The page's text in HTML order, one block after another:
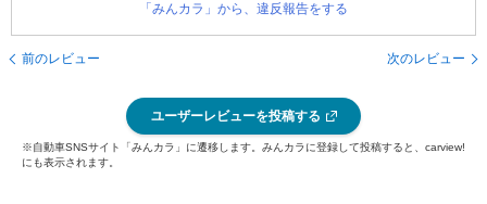
「みんカラ」から、違反報告をする
前のレビュー 次のレビュー
ユーザーレビューを投稿する
※自動車SNSサイト「みんカラ」に遷移します。みんカラに登録して投稿すると、carview!
にも表示されます。